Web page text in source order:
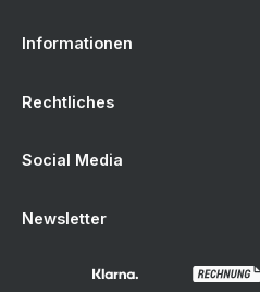
Informationen
Rechtliches
Social Media
Newsletter